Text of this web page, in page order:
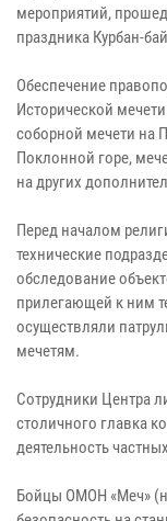
мероприятий,
праздника Курбан-
Обеспечение
Исторической
соборной мечети на
Поклонной горе,
на других
Перед началом
технические
обследование
прилегающей к ним
осуществляли
мечетям.
Сотрудники Центра
столичного главка
деятельность
Бойцы ОМОН «Меч»